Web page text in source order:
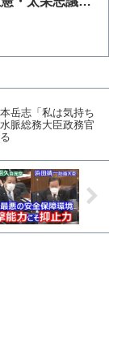
岳志「私は気持ち
脈総務大臣政務官